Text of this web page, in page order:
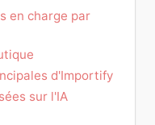
en charge par
d'Importify
sur l'IA